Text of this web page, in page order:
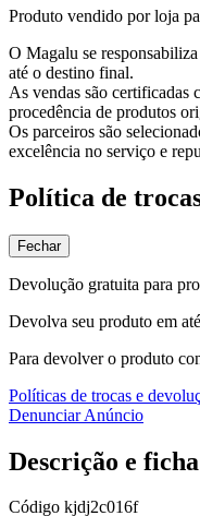
Produto vendido por loja
O Magalu se
até o destino final.
As vendas são certificadas
procedência de produtos
Os parceiros são
excelência no serviço e
Política de
Fechar
Devolução gratuita para
Devolva seu produto em
Para devolver o produto
Políticas de trocas e
Denunciar Anúncio
Descrição e
Código kjdj2c016f